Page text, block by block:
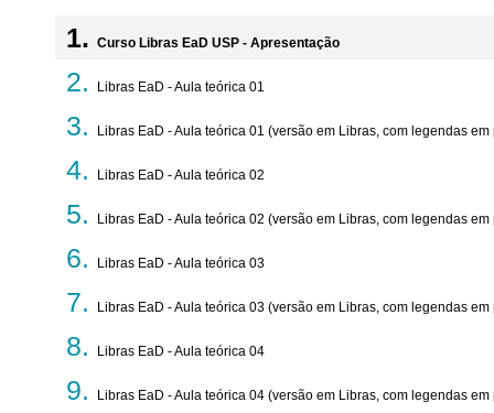
Curso Libras EaD USP - Apresentação
Libras EaD - Aula teórica 01
Libras EaD - Aula teórica 01 (versão em Libras, com legendas em
Libras EaD - Aula teórica 02
Libras EaD - Aula teórica 02 (versão em Libras, com legendas em
Libras EaD - Aula teórica 03
Libras EaD - Aula teórica 03 (versão em Libras, com legendas em
Libras EaD - Aula teórica 04
Libras EaD - Aula teórica 04 (versão em Libras, com legendas em